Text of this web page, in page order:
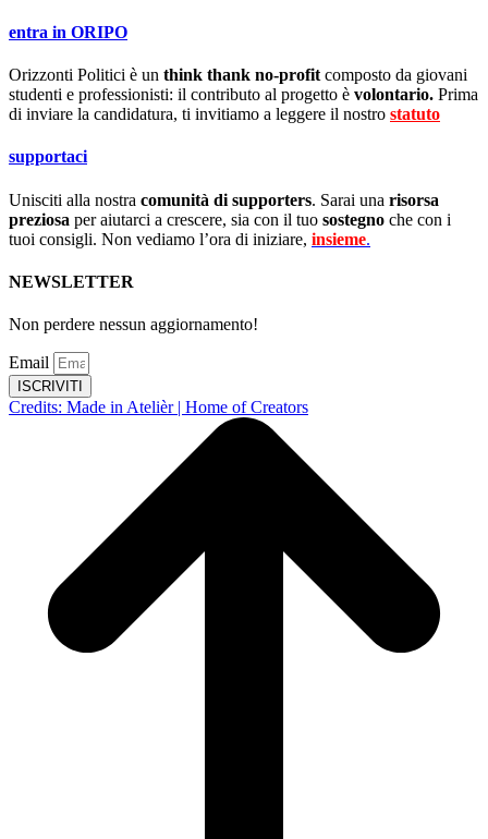
entra in ORIPO
Orizzonti Politici è un think thank no-profit composto da giovani
studenti e professionisti: il contributo al progetto è volontario. Prima
di inviare la candidatura, ti invitiamo a leggere il nostro statuto
supportaci
Unisciti alla nostra comunità di supporters. Sarai una risorsa
preziosa per aiutarci a crescere, sia con il tuo sostegno che con i
tuoi consigli. Non vediamo l’ora di iniziare, insieme.
NEWSLETTER
Non perdere nessun aggiornamento!
Email
ISCRIVITI
Credits: Made in Atelièr | Home of Creators